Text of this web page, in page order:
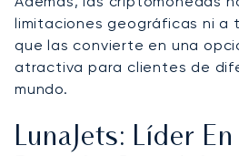
limitaciones geográficas ni a
que las convierte en una
atractiva para clientes de
mundo.
LunaJets: Líder